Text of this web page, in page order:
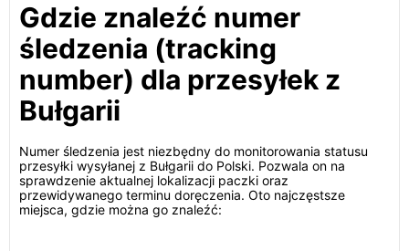
Gdzie znaleźć numer
śledzenia (tracking
number) dla przesyłek z
Bułgarii
Numer śledzenia jest niezbędny do monitorowania statusu
przesyłki wysyłanej z Bułgarii do Polski. Pozwala on na
sprawdzenie aktualnej lokalizacji paczki oraz
przewidywanego terminu doręczenia. Oto najczęstsze
miejsca, gdzie można go znaleźć: